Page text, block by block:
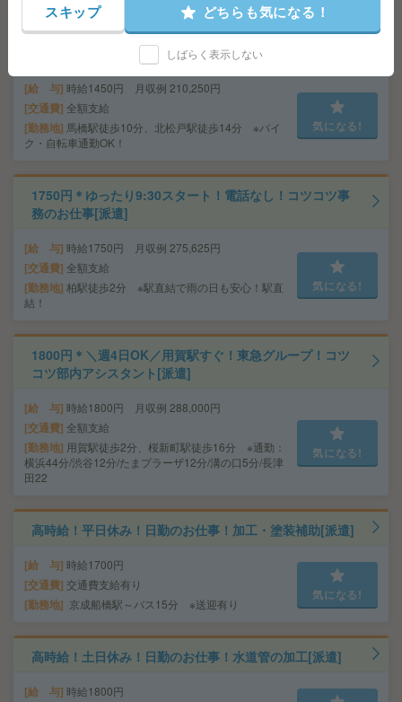
【馬橋駅】9月開始！17時定時！事務サポート！派遣スタ
給 与 時給1450円 月収例 210,250円
交通費 全額支給
勤務地 馬橋駅徒歩10分、北松戸駅徒歩14分 ※バイ
ク・自転車通勤OK！
気になる!
1750円＊ゆったり9:30スタート！電話なし！コツコツ事
務のお仕事[派遣]
給 与 時給1750円 月収例 275,625円
交通費 全額支給
勤務地 柏駅徒歩2分 ※駅直結で雨の日も安心！駅直
結！
気になる!
1800円＊＼週4日OK／用賀駅すぐ！東急グループ！コツ
コツ部内アシスタント[派遣]
給 与 時給1800円 月収例 288,000円
交通費 全額支給
勤務地 用賀駅徒歩2分、桜新町駅徒歩16分 ※通勤：
横浜44分/渋谷12分/たまプラーザ12分/溝の口5分/長津
田22
気になる!
高時給！平日休み！日勤のお仕事！加工・塗装補助[派遣]
給 与 時給1700円
交通費 交通費支給有り
勤務地 京成船橋駅～バス15分 ※送迎有り
気になる!
高時給！土日休み！日勤のお仕事！水道管の加工[派遣]
給 与 時給1800円
スキップ どちらも気になる！
しばらく表示しない